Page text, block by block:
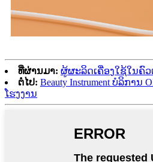
ທີ່ຜ່ານມາ: ຜູ້ຜະລິດເຄື່ອງໃຊ້ໃນຄົ
ຕໍ່ໄປ: Beauty Instrument ບໍລິກາ
ໂຮງງານ